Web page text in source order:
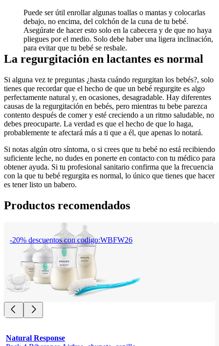
Puede ser útil enrollar algunas toallas o mantas y colocarlas
debajo, no encima, del colchón de la cuna de tu bebé.
Asegúrate de hacer esto solo en la cabecera y de que no haya
pliegues por el medio. Solo debe haber una ligera inclinación,
para evitar que tu bebé se resbale.
La regurgitación en lactantes es normal
Si alguna vez te preguntas ¿hasta cuándo regurgitan los bebés?, solo
tienes que recordar que el hecho de que un bebé regurgite es algo
perfectamente natural y, en ocasiones, desagradable. Hay diferentes
causas de la regurgitación en bebés, pero mientras tu bebe parezca
contento después de comer y esté creciendo a un ritmo saludable, no
debes preocuparte. La verdad es que el hecho de que lo haga,
probablemente te afectará más a ti que a él, que apenas lo notará.
Si notas algún otro síntoma, o si crees que tu bebé no está recibiendo
suficiente leche, no dudes en ponerte en contacto con tu médico para
obtener ayuda. Si tu profesional sanitario confirma que la frecuencia
con la que tu bebé regurgita es normal, lo único que tienes que hacer
es tener listo un babero.
Productos recomendados
-20% descuentos con codigo:WBFW26
Natural Response